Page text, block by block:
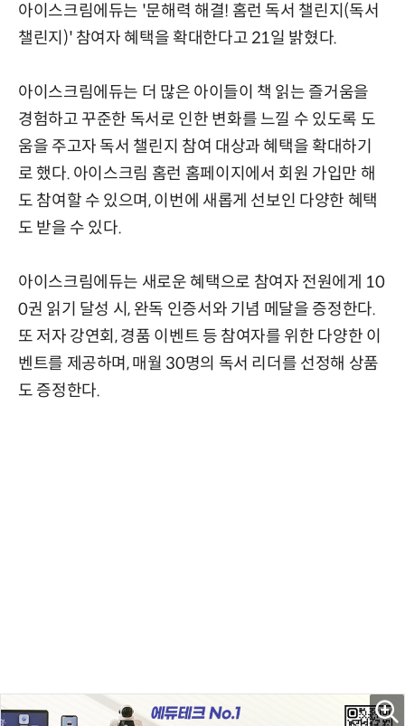
아이스크림에듀는 '문해력 해결! 홈런 독서 챌린지(독서
챌린지)' 참여자 혜택을 확대한다고 21일 밝혔다.
아이스크림에듀는 더 많은 아이들이 책 읽는 즐거움을
경험하고 꾸준한 독서로 인한 변화를 느낄 수 있도록 도
움을 주고자 독서 챌린지 참여 대상과 혜택을 확대하기
로 했다. 아이스크림 홈런 홈페이지에서 회원 가입만 해
도 참여할 수 있으며, 이번에 새롭게 선보인 다양한 혜택
도 받을 수 있다.
아이스크림에듀는 새로운 혜택으로 참여자 전원에게 10
0권 읽기 달성 시, 완독 인증서와 기념 메달을 증정한다.
또 저자 강연회, 경품 이벤트 등 참여자를 위한 다양한 이
벤트를 제공하며, 매월 30명의 독서 리더를 선정해 상품
도 증정한다.